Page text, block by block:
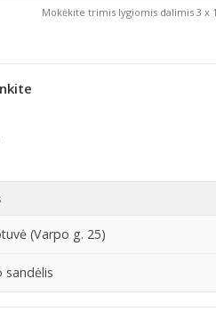
Mokėkite trimis lygiomis dalimis 3 x
(Varpo g. 25)
sandėlis